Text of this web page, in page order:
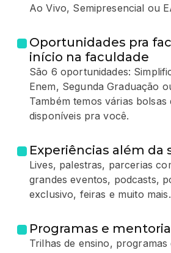
Ao Vivo, Semipresencial ou
Oportunidades pra
início na faculdade
São 6 oportunidades:
Enem, Segunda Graduação
Também temos várias bolsas
disponíveis pra você.
Experiências além da
Lives, palestras, parcerias
grandes eventos, podcasts,
exclusivo, feiras e muito mais.
Programas e
Trilhas de ensino,